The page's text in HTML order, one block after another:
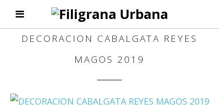
DECORACION CABALGATA REYES
MAGOS 2019